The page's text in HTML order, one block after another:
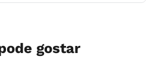
gostar